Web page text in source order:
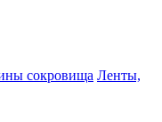
сокровища Ленты,